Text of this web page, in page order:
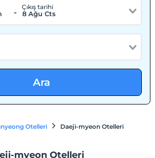
-
Çıkış tarihi
8 Ağu Cts
Ara
Otelleri Daeji-myeon Otelleri
myeon Otelleri